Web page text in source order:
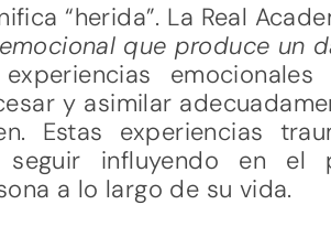
“herida”. La Real
que produce un
emocionales
y asimilar
Estas experiencias
influyendo en el
a lo largo de su vida.